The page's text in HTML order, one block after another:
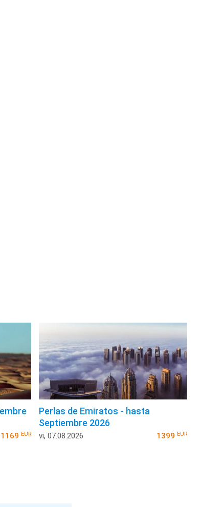
1169EUR
Perlas de Emiratos - hasta
Septiembre 2026
vi, 07.08.2026 1399 EUR